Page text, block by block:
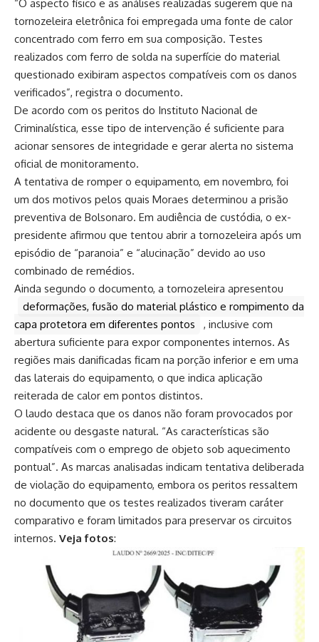
“O aspecto físico e as análises realizadas sugerem que na
tornozeleira eletrônica foi empregada uma fonte de calor
concentrado com ferro em sua composição. Testes
realizados com ferro de solda na superfície do material
questionado exibiram aspectos compatíveis com os danos
verificados”, registra o documento.
De acordo com os peritos do Instituto Nacional de
Criminalística, esse tipo de intervenção é suficiente para
acionar sensores de integridade e gerar alerta no sistema
oficial de monitoramento.
A tentativa de romper o equipamento, em novembro, foi
um dos motivos pelos quais Moraes determinou a prisão
preventiva de Bolsonaro. Em audiência de custódia, o ex-
presidente afirmou que tentou abrir a tornozeleira após um
episódio de “paranoia” e “alucinação” devido ao uso
combinado de remédios.
Ainda segundo o documento, a tornozeleira apresentou
deformações, fusão do material plástico e rompimento da
capa protetora em diferentes pontos
, inclusive com
abertura suficiente para expor componentes internos. As
regiões mais danificadas ficam na porção inferior e em uma
das laterais do equipamento, o que indica aplicação
reiterada de calor em pontos distintos.
O laudo destaca que os danos não foram provocados por
acidente ou desgaste natural. “As características são
compatíveis com o emprego de objeto sob aquecimento
pontual”. As marcas analisadas indicam tentativa deliberada
de violação do equipamento, embora os peritos ressaltem
no documento que os testes realizados tiveram caráter
comparativo e foram limitados para preservar os circuitos
internos. Veja fotos: